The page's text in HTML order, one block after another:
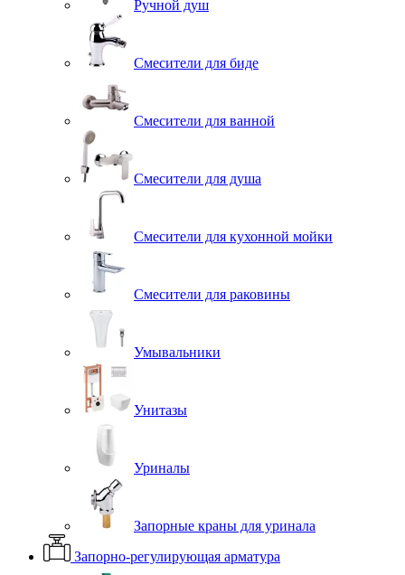
Ручной душ
Смесители для биде
Смесители для ванной
Смесители для душа
Смесители для кухонной мойки
Смесители для раковины
Умывальники
Унитазы
Уриналы
Запорные краны для уринала
Запорно-регулирующая арматура